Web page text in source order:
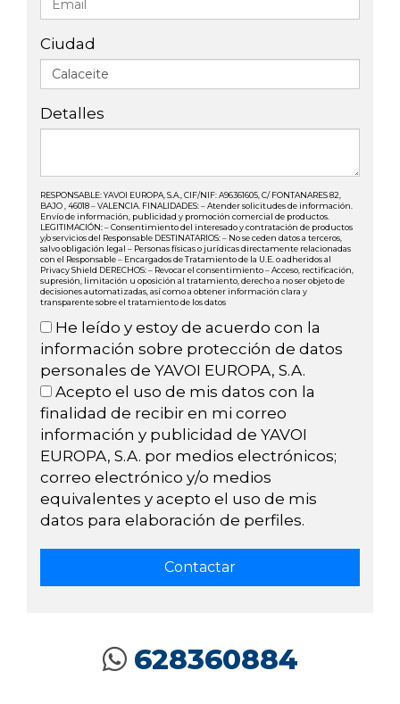
Ciudad
Detalles
RESPONSABLE: YAVOI EUROPA, S.A., CIF/NIF: A96361605, C/ FONTANARES 82,
BAJO , 46018 – VALENCIA. FINALIDADES: – Atender solicitudes de información.
Envío de información, publicidad y promoción comercial de productos.
LEGITIMACIÓN: – Consentimiento del interesado y contratación de productos
y/o servicios del Responsable DESTINATARIOS: – No se ceden datos a terceros,
salvo obligación legal – Personas físicas o jurídicas directamente relacionadas
con el Responsable – Encargados de Tratamiento de la U.E. o adheridos al
Privacy Shield DERECHOS: – Revocar el consentimiento – Acceso, rectificación,
supresión, limitación u oposición al tratamiento, derecho a no ser objeto de
decisiones automatizadas, así como a obtener información clara y
transparente sobre el tratamiento de los datos
He leído y estoy de acuerdo con la
información sobre protección de datos
personales de YAVOI EUROPA, S.A.
Acepto el uso de mis datos con la
finalidad de recibir en mi correo
información y publicidad de YAVOI
EUROPA, S.A. por medios electrónicos;
correo electrónico y/o medios
equivalentes y acepto el uso de mis
datos para elaboración de perfiles.
628360884